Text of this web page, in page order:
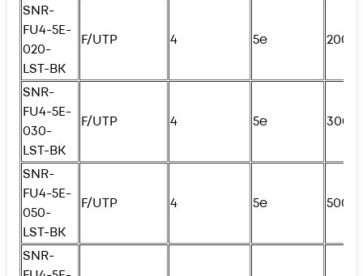
SNR-
FU4-5E-
020-
LST-BK
F/UTP 4 5e
SNR-
FU4-5E-
030-
LST-BK
F/UTP 4 5e
SNR-
FU4-5E-
050-
LST-BK
F/UTP 4 5e
SNR-